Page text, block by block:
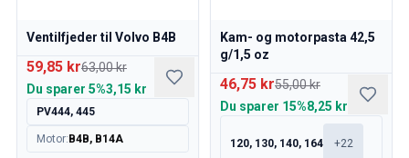
Volvo 940/960 Reservedele
Bremser
Elsystem
Brændstof & Udstødning
Fælge & Dæk
Ventilfjeder til Volvo B4B
59,85 kr63,00 kr
Du sparer 5%3,15 kr
PV444, 445
Motor: B4B, B14A
Kam- og motorpasta 42,5
g/1,5 oz
46,75 kr55,00 kr
Du sparer 15%8,25 kr
120, 130, 140, 164 +22